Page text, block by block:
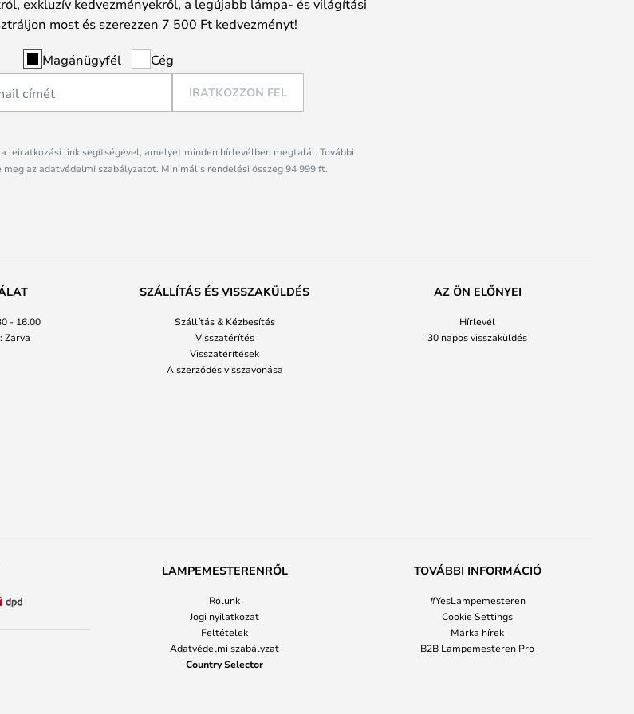
most és szerezzen 7 500 Ft kedvezményt!
Magánügyfél Cég
IRATKOZZON FEL
leiratkozási link segítségével, amelyet minden hírlevélben megtalál. További
az adatvédelmi szabályzatot. Minimális rendelési összeg 94 999 ft.
- 16.00
Zárva
SZÁLLÍTÁS ÉS VISSZAKÜLDÉS
Szállítás & Kézbesítés
Visszatérítés
Visszatérítések
A szerződés visszavonása
AZ ÖN ELŐNYEI
Hírlevél
30 napos visszaküldés
LAMPEMESTERENRŐL
Rólunk
Jogi nyilatkozat
Feltételek
Adatvédelmi szabályzat
Country Selector
TOVÁBBI INFORMÁCIÓ
#YesLampemesteren
Cookie Settings
Márka hírek
B2B Lampemesteren Pro